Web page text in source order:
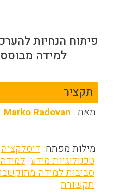
פיתוח הנחיות
למידה
תקציר
מאת: Marko Radovan
מילות מפתח: דיסלקציה
טכנולוגיות מידע
סביבות למידה
תקשורת